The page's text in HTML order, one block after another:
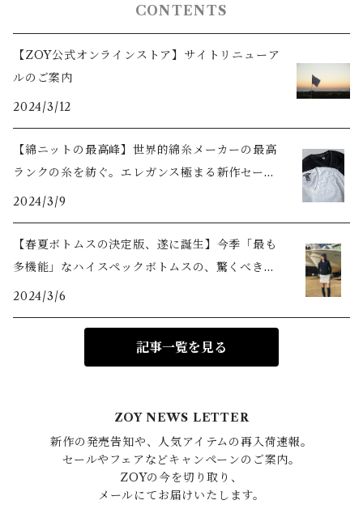
CONTENTS
【ZOY公式オンラインストア】サイトリニューア
ルのご案内
2024/3/12
【綿ニットの最高峰】世界的綿糸メーカーの最高
ランクの糸を紡ぐ。エレガンス極まる新作セータ
ーをご紹介
2024/3/9
【春夏ボトムスの決定版、遂に誕生】今季「最も
多機能」なハイスペックボトムスの、驚くべき機
能美とは？
2024/3/6
記事一覧を見る
ZOY NEWS LETTER
新作の発売告知や、人気アイテムの再入荷速報。
セールやフェアなどキャンペーンのご案内。
ZOYの今を切り取り、